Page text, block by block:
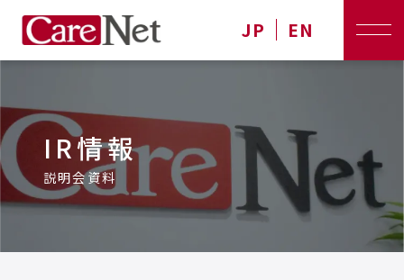
JP EN
IR情報
説明会資料